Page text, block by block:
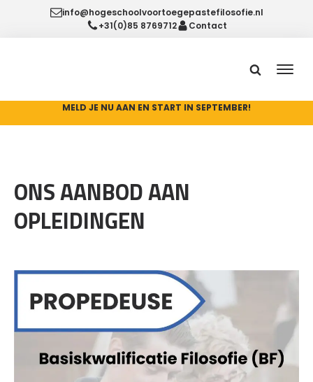
info@hogeschoolvoortoegepastefilosofie.nl
+31(0)85 8769712
Contact
MELD JE NU AAN EN START IN SEPTEMBER!
ONS AANBOD AAN
OPLEIDINGEN